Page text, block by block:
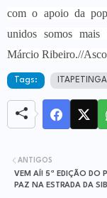
com o apoio da
unidos somos mais
Márcio Ribeiro.//
Tags: ITAPETINGA
ANTIGOS
VEM AÍ! 5ª EDIÇÃO DO
PAZ NA ESTRADA DA